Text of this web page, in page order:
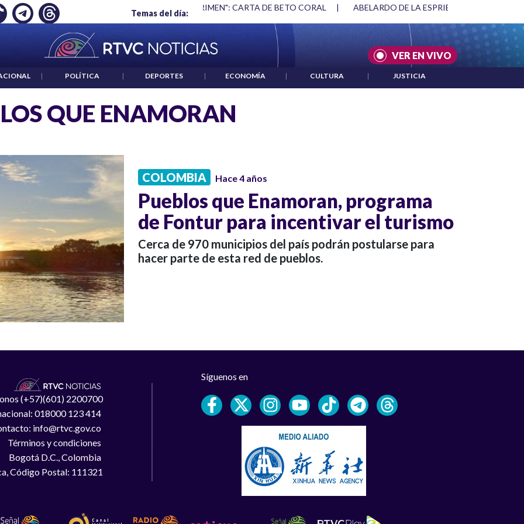
Temas del día:
EMPLEO: JP MORGAN "HABLAR NO ES UN CRIMEN": CARTA DE BETO CORAL | ABELARDO DE LA ESPRIELLA Y DMG
VER EN VIVO
| POLÍTICA | DEPORTES | ECONOMÍA | CULTURA | JUSTICIA
QUE ENAMORAN
COLOMBIA Hace 4 años
Pueblos que Enamoran, programa
de Fontur para incentivar el turismo
Cerca de 970 municipios del país podrán postularse para
hacer parte de esta red de pueblos.
(+57)(601) 2200700
018000 123 414
info@rtvc.gov.co
Términos y condiciones
Bogotá D.C., Colombia
Código Postal: 111321
Síguenos en